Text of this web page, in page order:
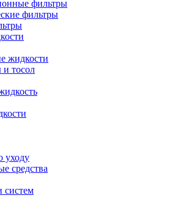
фильтры
фильтры
жидкости
тосол
уходу
средства
систем